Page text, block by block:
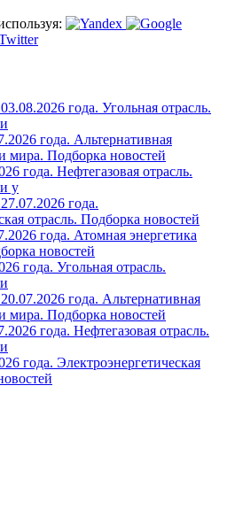
года. Угольная отрасль.
года. Альтернативная
мира. Подборка новостей
года. Нефтегазовая отрасль.
у
года.
отрасль. Подборка новостей
года. Атомная энергетика
новостей
года. Угольная отрасль.
года. Альтернативная
мира. Подборка новостей
года. Нефтегазовая отрасль.
года. Электроэнергетическая